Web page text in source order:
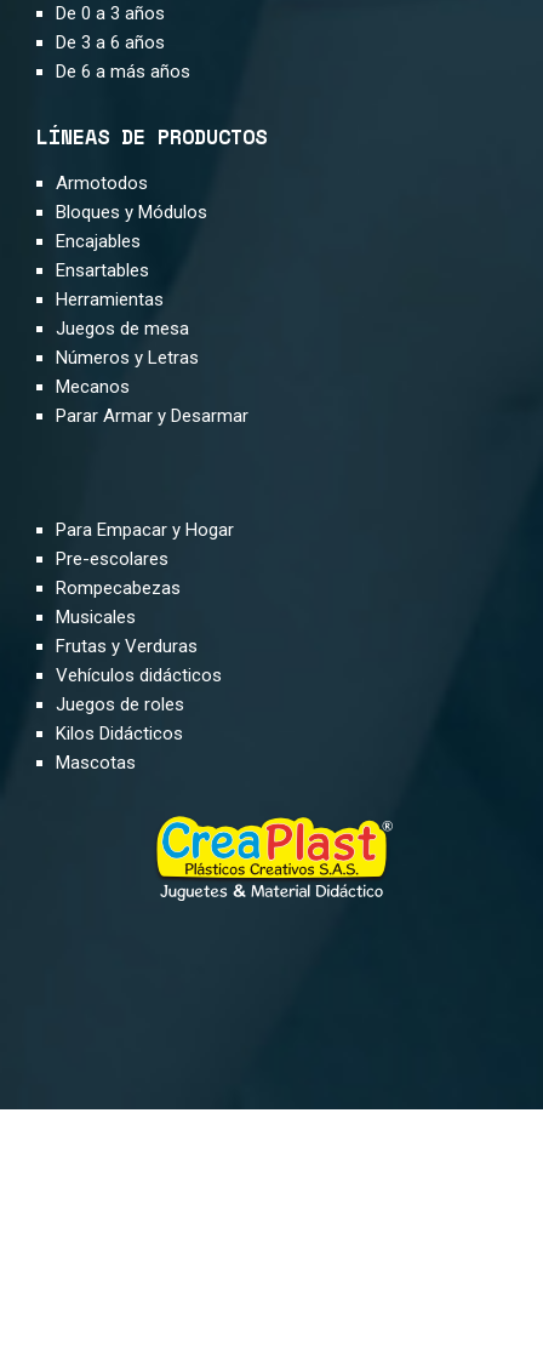
De 0 a 3 años
De 3 a 6 años
De 6 a más años
LÍNEAS DE PRODUCTOS
Armotodos
Bloques y Módulos
Encajables
Ensartables
Herramientas
Juegos de mesa
Números y Letras
Mecanos
Parar Armar y Desarmar
Para Empacar y Hogar
Pre-escolares
Rompecabezas
Musicales
Frutas y Verduras
Vehículos didácticos
Juegos de roles
Kilos Didácticos
Mascotas